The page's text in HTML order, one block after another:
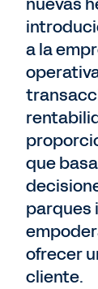
a la
que
parques
ofrecer
cliente.